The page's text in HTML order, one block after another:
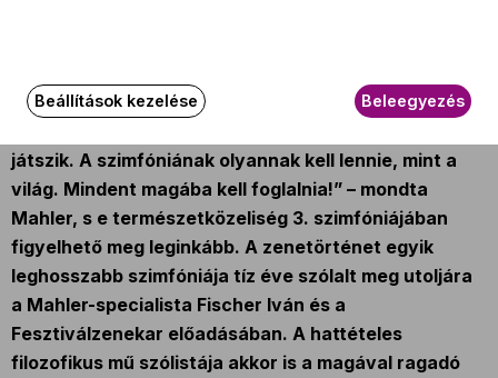
játszik. A szimfóniának olyannak kell lennie, mint a
világ. Mindent magába kell foglalnia!” – mondta
Mahler, s e természetközeliség 3. szimfóniájában
figyelhető meg leginkább. A zenetörténet egyik
leghosszabb szimfóniája tíz éve szólalt meg utoljára
a Mahler-specialista Fischer Iván és a
Fesztiválzenekar előadásában. A hattételes
filozofikus mű szólistája akkor is a magával ragadó
Beállítások kezelése Beleegyezés